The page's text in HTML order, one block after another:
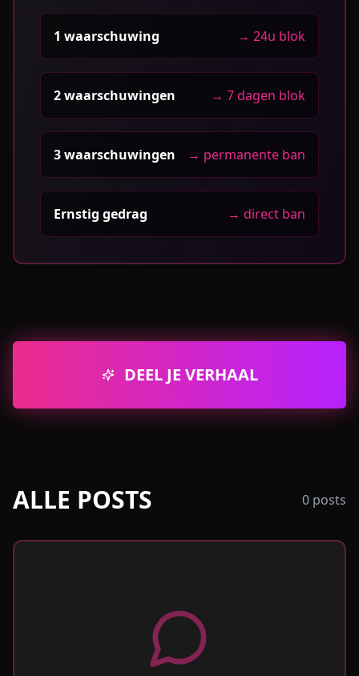
1 waarschuwing → 24u blok
2 waarschuwingen → 7 dagen blok
3 waarschuwingen → permanente ban
Ernstig gedrag → direct ban
DEEL JE VERHAAL
ALLE POSTS 0 posts